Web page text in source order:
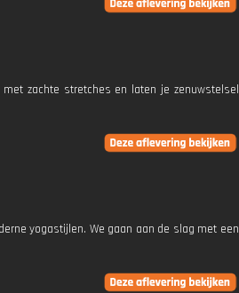
zachte stretches en laten je zenuwstelsel
yogastijlen. We gaan aan de slag met een